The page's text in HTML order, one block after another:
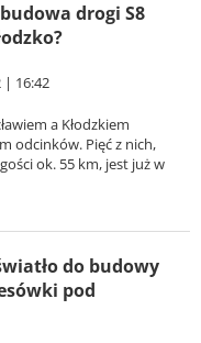
drogi S8
| 16:42
a Kłodzkiem
odcinków. Pięć z nich,
ok. 55 km, jest już w
do budowy
pod